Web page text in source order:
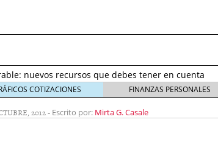
2017
nuevos recursos que debes tener en cuenta
2, 2021
al desarrollo de las nuevas tecnologías? mayo
2017
COTIZACIONES FINANZAS PERSONALES
2012- Escrito por: Mirta G. Casale